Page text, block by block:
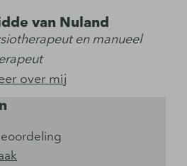
van Nuland
en manueel
over mij